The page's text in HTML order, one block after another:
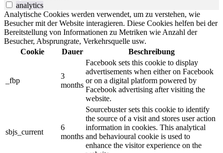
analytics
Analytische Cookies werden verwendet, um zu verstehen, wie
Besucher mit der Website interagieren. Diese Cookies helfen bei der
Bereitstellung von Informationen zu Metriken wie Anzahl der
Besucher, Absprungrate, Verkehrsquelle usw.
Cookie
Dauer Beschreibung
_fbp
3
months
Facebook sets this cookie to display
advertisements when either on Facebook
or on a digital platform powered by
Facebook advertising after visiting the
website.
sbjs_current
6
months
Sourcebuster sets this cookie to identify
the source of a visit and stores user action
information in cookies. This analytical
and behavioural cookie is used to
enhance the visitor experience on the